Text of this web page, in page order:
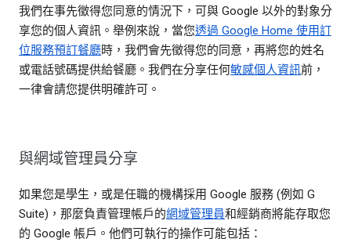
我們在事先徵得您同意的情況下，可與 Google 以外的對象分
享您的個人資訊。舉例來說，當您透過 Google Home 使用訂
位服務預訂餐廳時，我們會先徵得您的同意，再將您的姓名
或電話號碼提供給餐廳。我們在分享任何敏感個人資訊前，
一律會請您提供明確許可。
與網域管理員分享
如果您是學生，或是任職的機構採用 Google 服務 (例如 G
Suite)，那麼負責管理帳戶的網域管理員和經銷商將能存取您
的 Google 帳戶。他們可執行的操作可能包括：